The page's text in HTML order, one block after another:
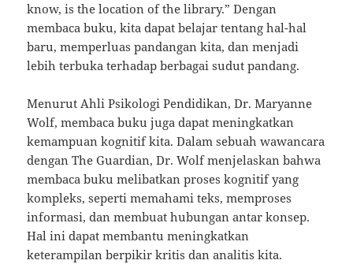
know, is the location of the library.” Dengan
membaca buku, kita dapat belajar tentang hal-hal
baru, memperluas pandangan kita, dan menjadi
lebih terbuka terhadap berbagai sudut pandang.
Menurut Ahli Psikologi Pendidikan, Dr. Maryanne
Wolf, membaca buku juga dapat meningkatkan
kemampuan kognitif kita. Dalam sebuah wawancara
dengan The Guardian, Dr. Wolf menjelaskan bahwa
membaca buku melibatkan proses kognitif yang
kompleks, seperti memahami teks, memproses
informasi, dan membuat hubungan antar konsep.
Hal ini dapat membantu meningkatkan
keterampilan berpikir kritis dan analitis kita.